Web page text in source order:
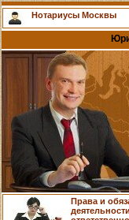
Нотариусы Москвы
Права и